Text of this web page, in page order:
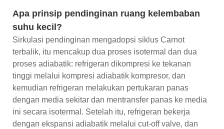
Apa prinsip pendinginan ruang kelembaban
suhu kecil?
Sirkulasi pendinginan mengadopsi siklus Carnot
terbalik, itu mencakup dua proses isotermal dan dua
proses adiabatik: refrigeran dikompresi ke tekanan
tinggi melalui kompresi adiabatik kompresor, dan
kemudian refrigeran melakukan pertukaran panas
dengan media sekitar dan mentransfer panas ke media
ini secara isotermal. Setelah itu, refrigeran bekerja
dengan ekspansi adiabatik melalui cut-off valve, dan